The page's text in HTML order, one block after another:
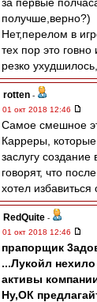
получше,верно?)
Нет,перелом в
тех пор это
резко
rotten -
01 окт 2018 12:46
Самое смешное
Карреры,
заслугу
говорят, что
хотел избавиться
RedQuite -
01 окт 2018 12:46
прапорщик
...Лукойл
активы
Ну,ОК